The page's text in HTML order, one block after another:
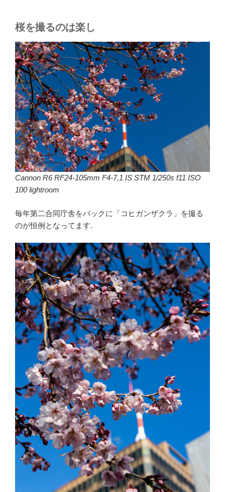
桜を撮るのは楽し
Cannon R6 RF24-105mm F4-7.1 IS STM 1/250s f11 ISO
100 lightroom
毎年第二合同庁舎をバックに「コヒガンザクラ」を撮る
のが恒例となってます.